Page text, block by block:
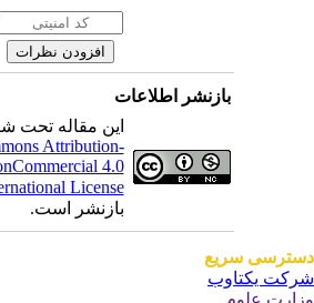
بازنشر اطلاعات
این مقاله تحت
Attribution-
4.0
License
بازنشر است.
سریع
یکتاوب